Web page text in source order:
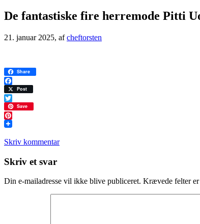
De fantastiske fire herremode Pitti
21. januar 2025, afcheftorsten
Share
Facebook
Post
Twitter
Save
Pinterest
Skriv kommentar
Læserinteraktioner
Skriv et svar
Din e-mailadresse vil ikke blive publiceret. Krævede felter er